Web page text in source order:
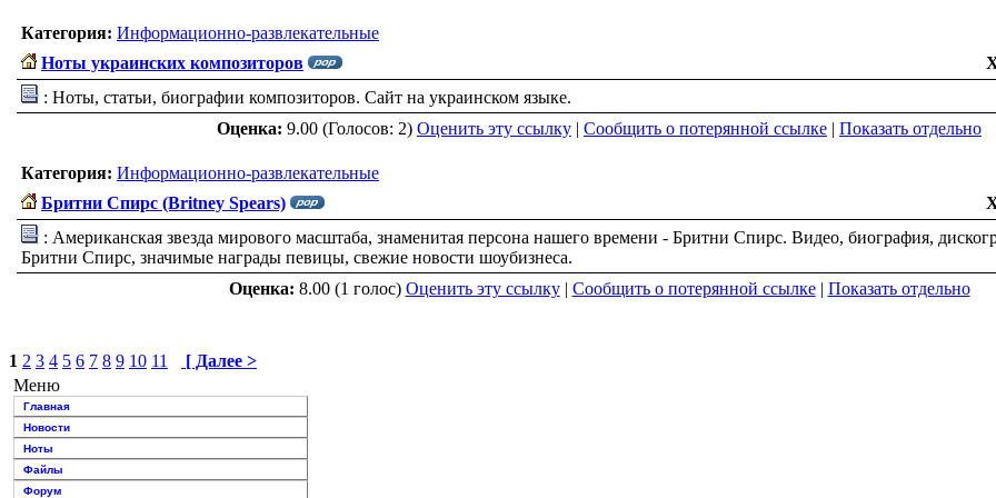
Категория: Информационно-развлекательные
Ноты украинских композиторов
: Ноты, статьи, биографии композиторов. Сайт на украинском языке.
Оценка: 9.00 (Голосов: 2) Оценить эту ссылку | Сообщить о потерянной ссылке | Показать отдельно
Категория: Информационно-развлекательные
Бритни Спирс (Britney Spears)
: Американская звезда мирового масштаба, знаменитая персона нашего времени - Бритни Спирс. Видео, биография,
Бритни Спирс, значимые награды певицы, свежие новости шоубизнеса.
Оценка: 8.00 (1 голос) Оценить эту ссылку| Сообщить о потерянной ссылке| Показать отдельно
1 2 3 4 5 6 7 8 9 10 11
[ Далее >
Меню
Главная
Новости
Ноты
Файлы
Форум